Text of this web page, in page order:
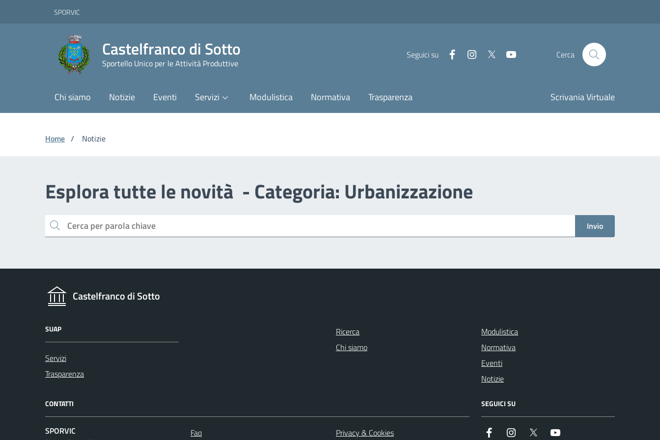
Skip to Main Content
SPORVIC
Castelfranco di Sotto
Sportello Unico per le Attività Produttive
Seguici su FacebookInstagram
Twitter Cerca
Chi siamo Notizie Eventi Servizi Modulistica Normativa Trasparenza Scrivania Virtuale
Home / Notizie
Esplora tutte le novità - Categoria: Urbanizzazione
Cerca Invio
Castelfranco di Sotto
SUAP
Servizi
Trasparenza
Ricerca
Chi siamo
Modulistica
Normativa
Eventi
Notizie
CONTATTI
SPORVIC
Faq Privacy & Cookies
SEGUICI SU
Facebook InstagramTwitter